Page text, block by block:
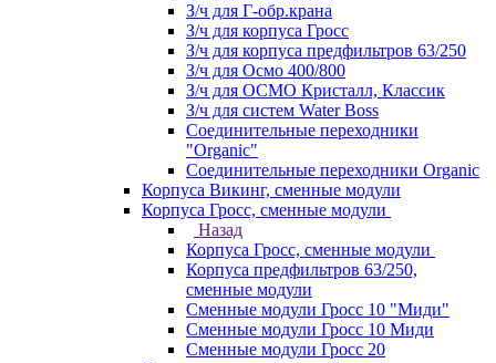
З/ч для Г-обр.крана
З/ч для корпуса Гросс
З/ч для корпуса предфильтров 63/250
З/ч для Осмо 400/800
З/ч для ОСМО Кристалл, Классик
З/ч для систем Water Boss
Соединительные переходники
"Organic"
Соединительные переходники Organic
Корпуса Викинг, сменные модули
Корпуса Гросс, сменные модули
Назад
Корпуса Гросс, сменные модули
Корпуса предфильтров 63/250,
сменные модули
Сменные модули Гросс 10 "Миди"
Сменные модули Гросс 10 Миди
Сменные модули Гросс 20